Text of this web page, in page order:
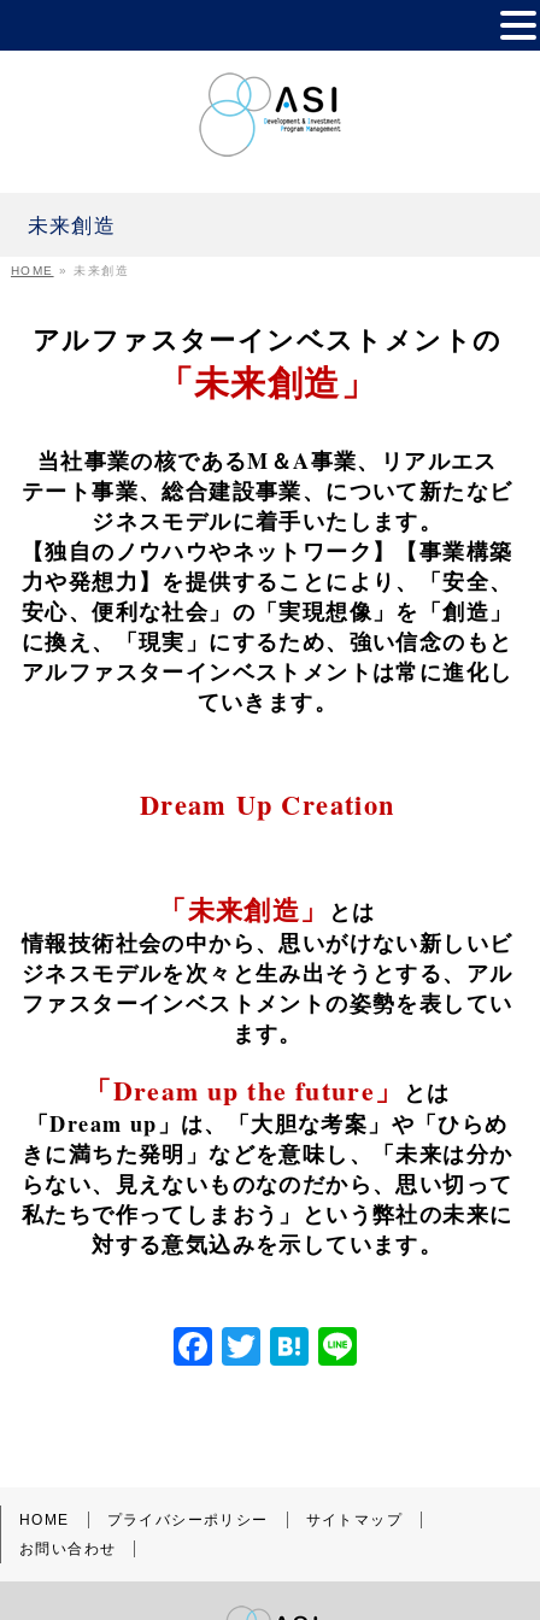
未来創造
HOME » 未来創造
アルファスターインベストメントの
「未来創造」
当社事業の核であるM＆A事業、リアルエス
テート事業、総合建設事業、 について新たなビ
ジネスモデルに着手いたします。
【独自のノウハウやネットワーク】【事業構築
力や発想力】を提供することにより、
「安全、
安心、便利な社会」の「実現想像」を「創造」
に換え、「現実」にするため、 強い信念のもと
アルファスターインベストメントは常に進化し
ていきます。
Dream Up Creation
「未来創造」
とは
情報技術社会の中から、思いがけない新しいビ
ジネスモデルを次々と生み出そうとする、 アル
ファスターインベストメントの姿勢を表してい
ます。
「Dream up the future」
とは
「Dream up」は、「大胆な考案」や「ひらめ
きに満ちた発明」などを意味し、
「未来は分か
らない、見えないものなのだから、思い切って
私たちで作ってしまおう」 という弊社の未来に
対する意気込みを示しています。
F
o
o
T
H
HOME プライバシーポリシー
サイトマップ
お問い合わせ